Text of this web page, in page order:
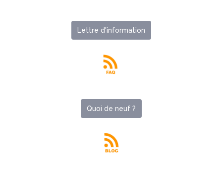
Lettre d'information
Quoi de neuf ?